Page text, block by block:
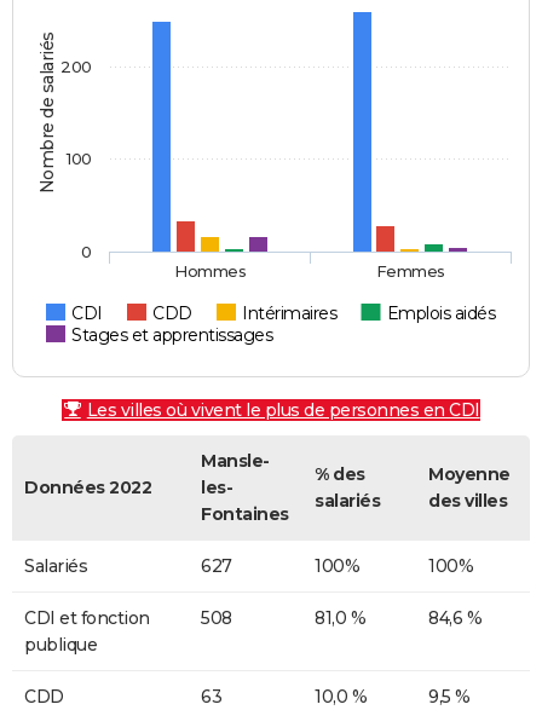
Nombre de salariés
CDI CDD Intérimaires
Emplois aidés
Stages et apprentissages
Hommes Femmes
0
100
200
Les villes où vivent le plus de personnes en CDI
Données 2022
Mansle-
les-
Fontaines
% des
salariés
Moyenne
des villes
Salariés 627 100% 100%
CDI et fonction
publique
508 81,0 % 84,6 %
CDD 63 10,0 % 9,5 %